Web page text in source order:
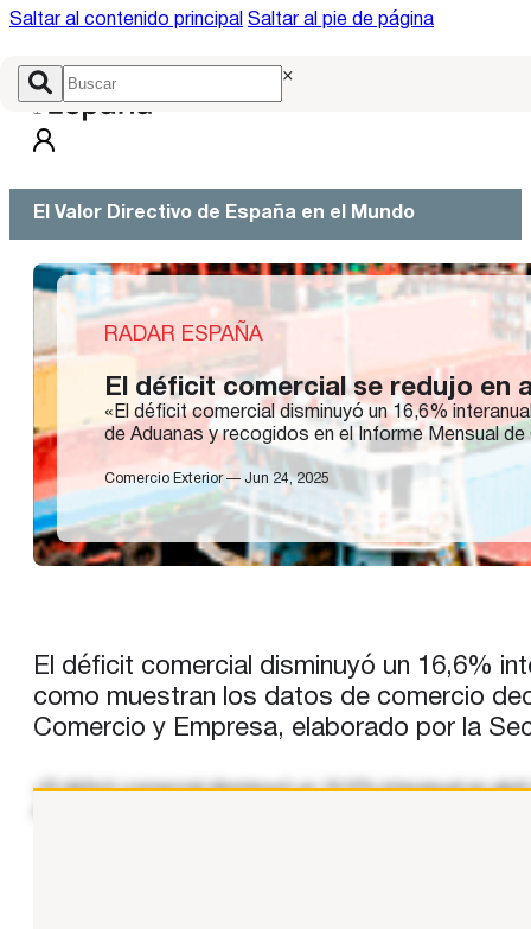
Saltar al contenido principal Saltar al pie de página
×
El Valor Directivo de España en el Mundo
RADAR ESPAÑA
El déficit comercial se redujo en
«El déficit comercial disminuyó un 16,6%
de Aduanas y recogidos en el Informe Mensual
Comercio Exterior — Jun 24, 2025
El déficit comercial disminuyó un 16,6%
como muestran los datos de comercio
Comercio y Empresa, elaborado por la
«El déficit comercial disminuyó un 16,6% interanual en